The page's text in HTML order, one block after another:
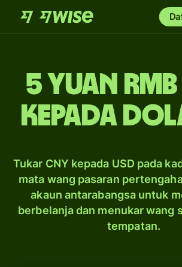
5 yuan rmb
kepada
Tukar CNY kepada USD pada
mata wang pasaran
akaun antarabangsa untuk
berbelanja dan menukar wang
tempatan.